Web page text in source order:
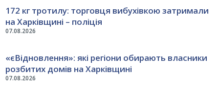
07.08.2026
172 кг тротилу: торговця вибухівкою затримали
на Харківщині – поліція
07.08.2026
«єВідновлення»: які регіони обирають власники
розбитих домів на Харківщині